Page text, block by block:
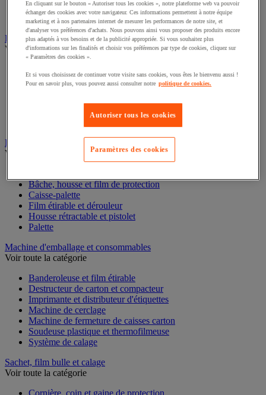
Pochette porte-document
Pochoir
Feuillard et cerclage
Voir toute la catégorie
Chape et boucle pour feuillard
Film étirable, palette et caisse-palette
Voir toute la catégorie
Bâche, housse et film de protection
Caisse-palette
Film étirable et dérouleur
Housse rétractable et pistolet
Palette
Machine d'emballage et consommables
Voir toute la catégorie
Banderoleuse et film étirable
Destructeur de carton et compacteur
Imprimante et distributeur d'étiquettes
Machine de cerclage
Machine de fermeture de caisses carton
Soudeuse plastique et thermofilmeuse
Système de calage
Sachet, film bulle et calage
Voir toute la catégorie
Cornière, coin et gaine de protection
En cliquant sur le bouton « Autoriser tous les cookies », notre plateforme web va pouvoir
échanger des cookies avec votre navigateur. Ces informations permettent à notre équipe
marketing et à nos partenaires internet de mesurer les performances de notre site, et
d'analyser vos préférences d'achats. Nous pouvons ainsi vous proposer des produits encore
plus adaptés à vos besoins et de la publicité appropriée. Si vous souhaitez plus
d'informations sur les finalités et choisir vos préférences par type de cookies, cliquez sur
« Paramètres des cookies ».
Et si vous choisissez de continuer votre visite sans cookies, vous êtes le bienvenu aussi !
Pour en savoir plus, vous pouvez aussi consulter notre politique de cookies.
Autoriser tous les cookies
Paramètres des cookies